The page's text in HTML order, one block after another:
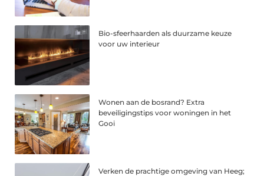
Bio-sfeerhaarden als duurzame keuze
voor uw interieur
Wonen aan de bosrand? Extra
beveiligingstips voor woningen in het
Gooi
Verken de prachtige omgeving van Heeg;